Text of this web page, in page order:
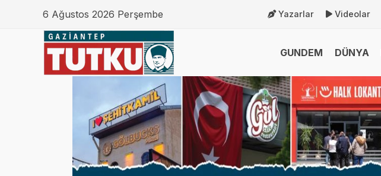
6 Ağustos 2026 Perşembe Yazarlar Videolar
GUNDEM DÜNYA